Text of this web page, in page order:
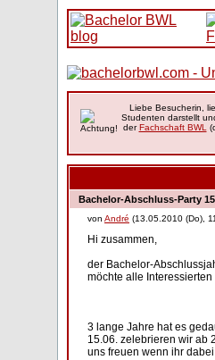
Liebe Besucherin,
Studenten darstellt
derFachschaft BWL
Bachelor-Abschluss-Party
von André (13.05.2010 (Do),
Hi zusammen,
der Bachelor-
möchte alle
3 lange Jahre hat es
15.06. zelebrieren wir ab
uns freuen wenn ihr